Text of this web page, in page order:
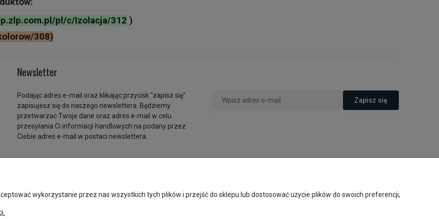
pl/c/Izolacja/312 )
308)
Newsletter
Podając adres e-mail oraz klikając przycisk "zapisz się"
zapisujesz się do naszego newslettera. Będziemy
przetwarzać Twoje dane oraz adres e-mail w celu
przesyłania Ci informacji handlowych na podany przez
Ciebie adres e-mail w postaci newslettera.
Zapisz się
wykorzystanie przez nas wszystkich tych plików i przejść do sklepu lub dostosować użycie plików do swoich preferencji,